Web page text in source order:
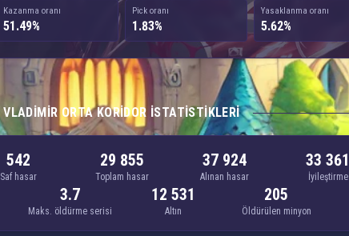
Kazanma oranı
51.49%
Pick oranı
1.83%
Yasaklanma oranı
5.62%
VLADIMIR ORTA KORIDOR ISTATISTIKLERI
542
Saf hasar
29 855
Toplam hasar
37 924
Alınan hasar
33 361
İyileştirme
3.7
Maks. öldürme serisi
12 531
Altın
205
Öldürülen minyon